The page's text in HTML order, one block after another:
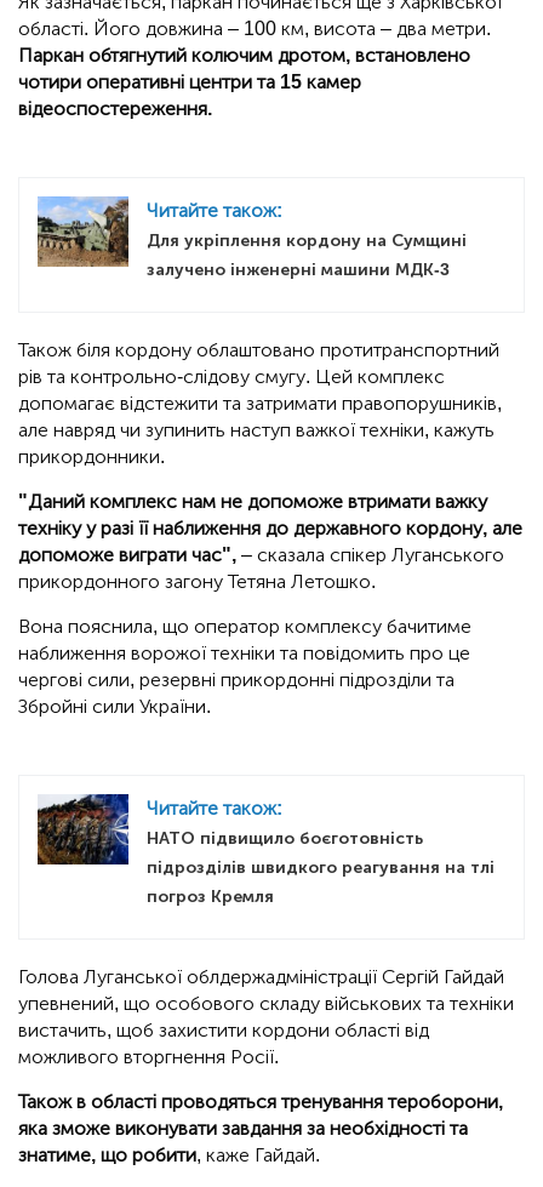
області. Його довжина – 100 км, висота – два метри.
Паркан обтягнутий колючим дротом, встановлено
чотири оперативні центри та 15 камер
відеоспостереження.
Читайте також:
Для укріплення кордону на Сумщині
залучено інженерні машини МДК-3
Також біля кордону облаштовано протитранспортний
рів та контрольно-слідову смугу. Цей комплекс
допомагає відстежити та затримати правопорушників,
але навряд чи зупинить наступ важкої техніки, кажуть
прикордонники.
"Даний комплекс нам не допоможе втримати важку
техніку у разі її наближення до державного кордону, але
допоможе виграти час", – сказала спікер Луганського
прикордонного загону Тетяна Летошко.
Вона пояснила, що оператор комплексу бачитиме
наближення ворожої техніки та повідомить про це
чергові сили, резервні прикордонні підрозділи та
Збройні сили України.
Читайте також:
НАТО підвищило боєготовність
підрозділів швидкого реагування на тлі
погроз Кремля
Голова Луганської облдержадміністрації Сергій Гайдай
упевнений, що особового складу військових та техніки
вистачить, щоб захистити кордони області від
можливого вторгнення Росії.
Також в області проводяться тренування тероборони,
яка зможе виконувати завдання за необхідності та
знатиме, що робити, каже Гайдай.